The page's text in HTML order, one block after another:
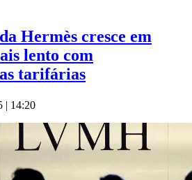
Hermès cresce em
lento com
tarifárias
| 14:20